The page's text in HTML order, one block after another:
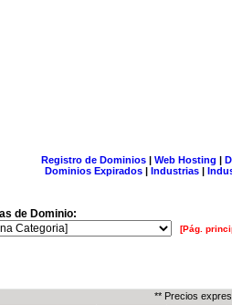
Registro de Dominios| Web Hosting |
Dominios Expirados | Industrias |
de Dominio:
[Pág.
** Precios